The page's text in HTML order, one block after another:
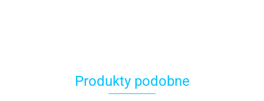
ACOOL TOY
Produkty podobne